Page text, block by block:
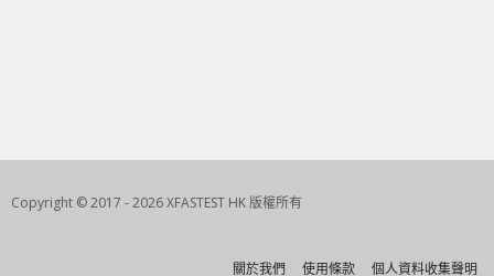
Copyright © 2017 - 2026 XFASTEST HK 版權所有
關於我們 使用條款 個人資料收集聲明